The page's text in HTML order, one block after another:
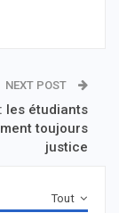
NEXT POST
les étudiants
toujours
justice
Tout